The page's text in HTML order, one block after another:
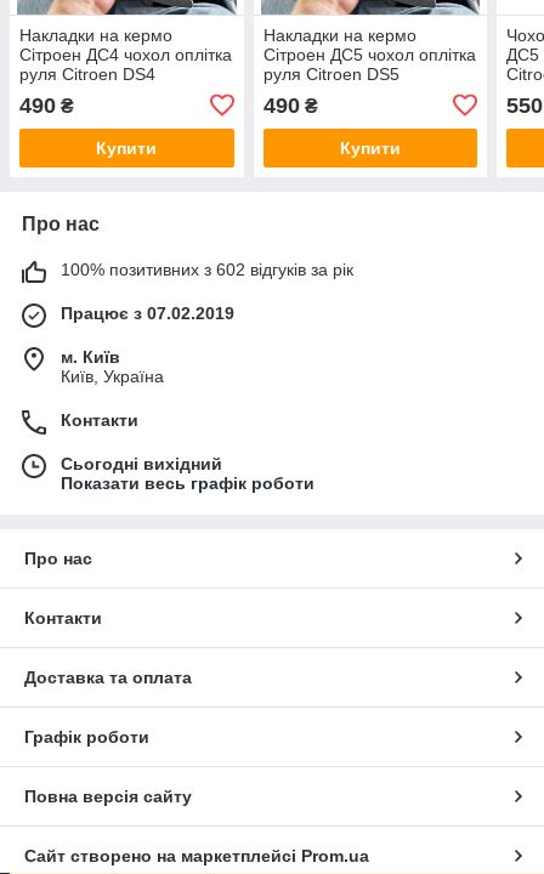
Накладки на кермо
Сітроен ДС4 чохол оплітка
руля Citroen DS4
490 ₴
Купити
Накладки на кермо
Сітроен ДС5 чохол оплітка
руля Citroen DS5
490₴
Купити
ДС5
550
Про нас
100% позитивних з 602 відгуків за рік
Працює з 07.02.2019
м. Київ
Київ, Україна
Контакти
Сьогодні вихідний
Показати весь графік роботи
Про нас
Контакти
Доставка та оплата
Графік роботи
Повна версія сайту
Сайт створено на маркетплейсі Prom.ua